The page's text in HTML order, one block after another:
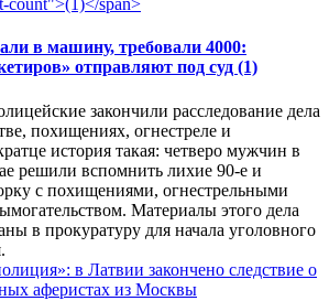
в машину, требовали 4000:
отправляют под суд (1)
закончили расследование дела
похищениях, огнестреле и
история такая: четверо мужчин в
решили вспомнить лихие 90-е и
с похищениями, огнестрельными
Материалы этого дела
в прокуратуру для начала уголовного